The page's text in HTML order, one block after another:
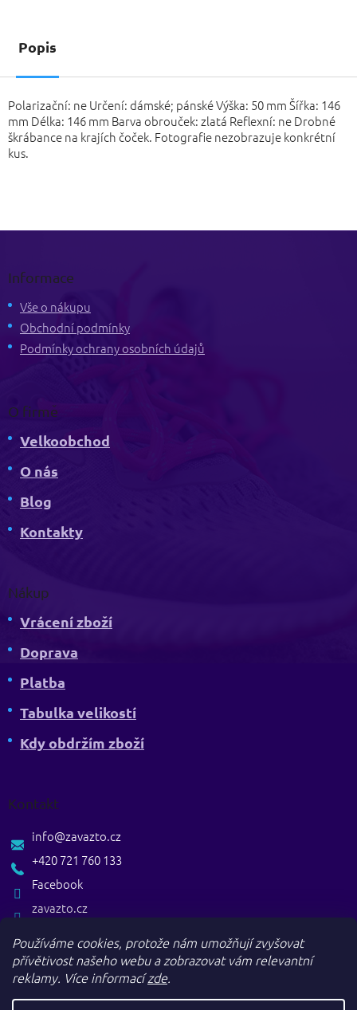
Používáme cookies, protože nám umožňují zvyšovat
přívětivost našeho webu a zobrazovat vám relevantní
reklamy. Více informacízde.
Popis
Polarizační: ne Určení: dámské; pánské Výška: 50 mm Šířka: 146
mm Délka: 146 mm Barva obrouček: zlatá Reflexní: ne Drobné
škrábance na krajích čoček. Fotografie nezobrazuje konkrétní
kus.
Informace
Vše o nákupu
Obchodní podmínky
Podmínky ochrany osobních údajů
O firmě
Velkoobchod
O nás
Blog
Kontakty
Nákup
Vrácení zboží
Doprava
Platba
Tabulka velikostí
Kdy obdržím zboží
Kontakt
zavazto.cz
info@zavazto.cz
+420 721 760 133
Facebook